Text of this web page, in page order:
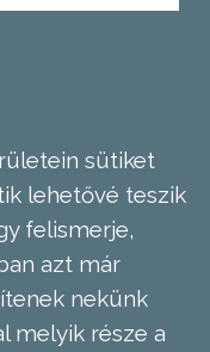
sütiket
lehetővé teszik
felismerje,
azt már
nekünk
melyik része a